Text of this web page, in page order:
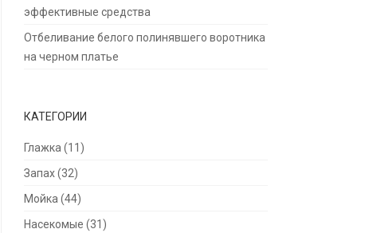
эффективные средства
Отбеливание белого полинявшего воротника
на черном платье
КАТЕГОРИИ
Глажка (11)
Запах(32)
Мойка (44)
Насекомые (31)